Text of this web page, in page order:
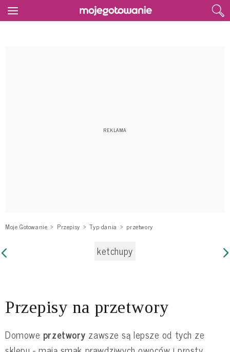
Moje Gotowanie Przepisy Typ dania przetwory
ketchupy
Przepisy na przetwory
Domowe przetwory zawsze są lepsze od tych ze